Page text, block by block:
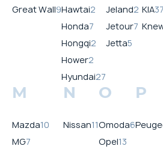
Great Wall9Hawtai2
Honda7
Hongqi2
Hower2
Hyundai27
Jeland2
Jetour7
Jetta5
KIA37
M
Mazda10
MG7
N
Nissan11
O
Omoda6
Opel13
P